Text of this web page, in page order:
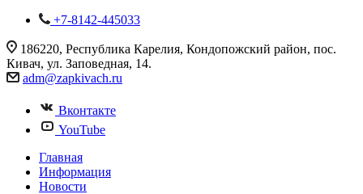
+7-8142-445033
186220, Республика Карелия, Кондопожский район, пос.
Кивач, ул. Заповедная, 14.
adm@zapkivach.ru
Вконтакте
YouTube
Главная
Информация
Новости